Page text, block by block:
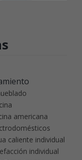
americana
caliente individual
individual